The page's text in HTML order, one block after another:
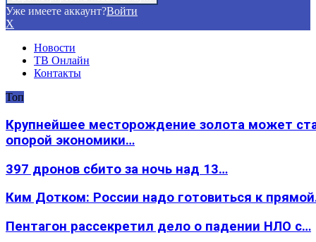
Уже имеете аккаунт?Войти
X
Новости
ТВ Онлайн
Контакты
Топ
Крупнейшее месторождение золота может
опорой экономики…
397 дронов сбито за ночь над 13…
Ким Дотком: России надо готовиться к
Пентагон рассекретил дело о падении НЛО с…